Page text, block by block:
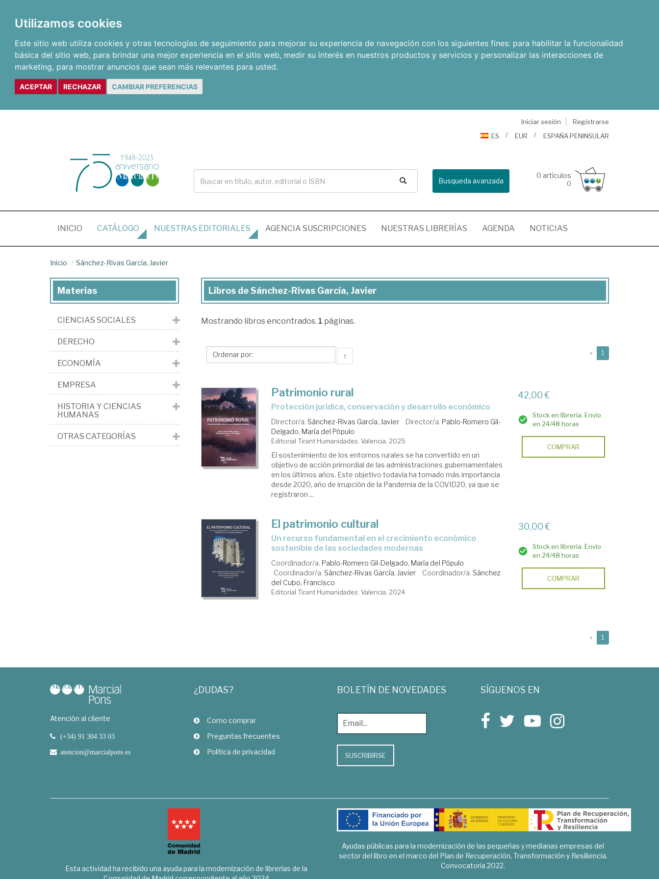
Utilizamos cookies
Este sitio web utiliza cookies y otras tecnologías de seguimiento para mejorar su experiencia de navegación con los siguientes fines: para habilitar la funcionalidad
básica del sitio web, para brindar una mejor experiencia en el sitio web, medir su interés en nuestros productos y servicios y personalizar las interacciones de
marketing, para mostrar anuncios que sean más relevantes para usted.
ACEPTAR RECHAZAR CAMBIAR PREFERENCIAS
Iniciar sesión
Registrarse
ES
EUR ESPAÑA PENINSULAR
Busqueda avanzada
0 artículos
0
INICIO (CURRENT)
CATÁLOGO NUESTRAS EDITORIALES AGENCIA SUSCRIPCIONES NUESTRAS LIBRERÍAS AGENDA NOTICIAS
Inicio Sánchez-Rivas García, Javier
Libros
Sánchez-
García,
Libros de Sánchez-Rivas García, Javier
Mostrando libros encontrados. 1 páginas.
↑ « 1
Patrimonio rural
Protección jurídica, conservación y desarrollo económico
Director/a. Sánchez-Rivas García, Javier Director/a. Pablo-Romero Gil-
Delgado, María del Pópulo
Editorial Tirant Humanidades. Valencia, 2025
El sostenimiento de los entornos rurales se ha convertido en un
objetivo de acción primordial de las administraciones gubernamentales
en los últimos años. Este objetivo todavía ha tomado más importancia
desde 2020, año de irrupción de la Pandemia de la COVID20, ya que se
registraron ...
42,00 €
Stock en librería. Envío
en 24/48 horas
COMPRAR
El patrimonio cultural
Un recurso fundamental en el crecimiento económico
sostenible de las sociedades modernas
Coordinador/a. Pablo-Romero Gil-Delgado, María del Pópulo
Coordinador/a. Sánchez-Rivas García, Javier Coordinador/a. Sánchez
del Cubo, Francisco
Editorial Tirant Humanidades. Valencia, 2024
30,00 €
Stock en librería. Envío
en 24/48 horas
COMPRAR
« 1
Materias
CIENCIAS SOCIALES
DERECHO
ECONOMÍA
EMPRESA
HISTORIA Y CIENCIAS
HUMANAS
OTRAS CATEGORÍAS
Atención al cliente
(+34) 91 304 33 03
atencion@marcialpons.es
¿DUDAS?
Como comprar
Preguntas frecuentes
Política de privacidad
BOLETÍN DE NOVEDADES
SUSCRIBIRSE
SÍGUENOS EN
Esta actividad ha recibido una ayuda para la modernización de librerías de la
Ayudas públicas para la modernización de las pequeñas y medianas empresas del
sector del libro en el marco del Plan de Recuperación, Transformación y Resiliencia.
Convocatoria 2022.